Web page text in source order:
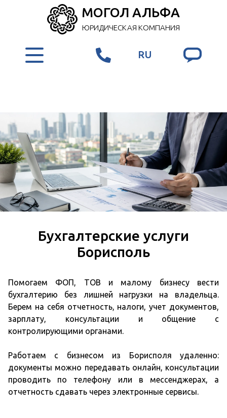
МОГОЛ АЛЬФА
ЮРИДИЧЕСКАЯ КОМПАНИЯ
RU
Бухгалтерские услуги
Борисполь
Помогаем ФОП, ТОВ и малому бизнесу вести
бухгалтерию без лишней нагрузки на владельца.
Берем на себя отчетность, налоги, учет документов,
зарплату, консультации и общение с
контролирующими органами.
Работаем с бизнесом из Борисполя удаленно:
документы можно передавать онлайн, консультации
проводить по телефону или в мессенджерах, а
отчетность сдавать через электронные сервисы.